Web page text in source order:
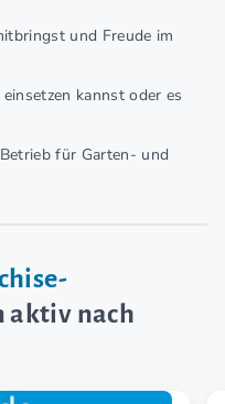
und Freude im
kannst oder es
für Garten- und
aktiv nach